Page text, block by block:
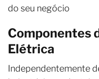
do seu negócio
Componentes
Elétrica
Independentemente